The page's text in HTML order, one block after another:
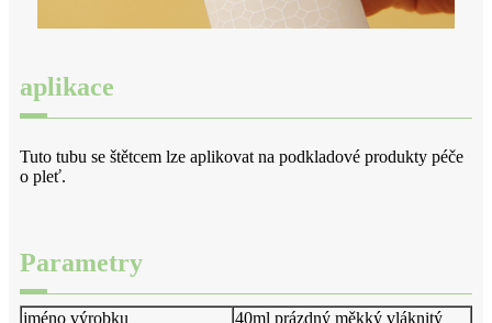
aplikace
Tuto tubu se štětcem lze aplikovat na podkladové produkty péče
o pleť.
Parametry
jméno výrobku
40ml prázdný měkký vláknitý